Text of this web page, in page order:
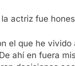
actriz fue
el que he
ahí en fuera